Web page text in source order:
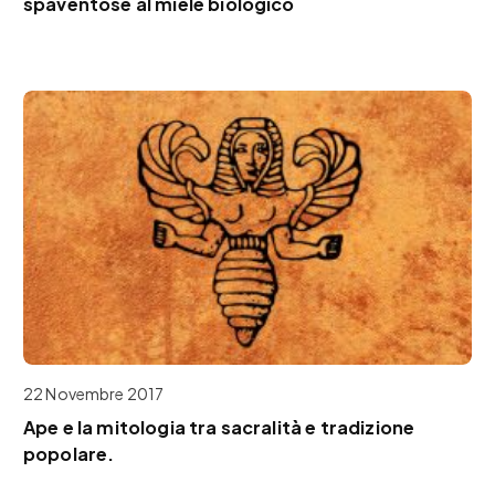
22 Novembre 2017
Ape e la mitologia tra sacralità e tradizione
popolare.